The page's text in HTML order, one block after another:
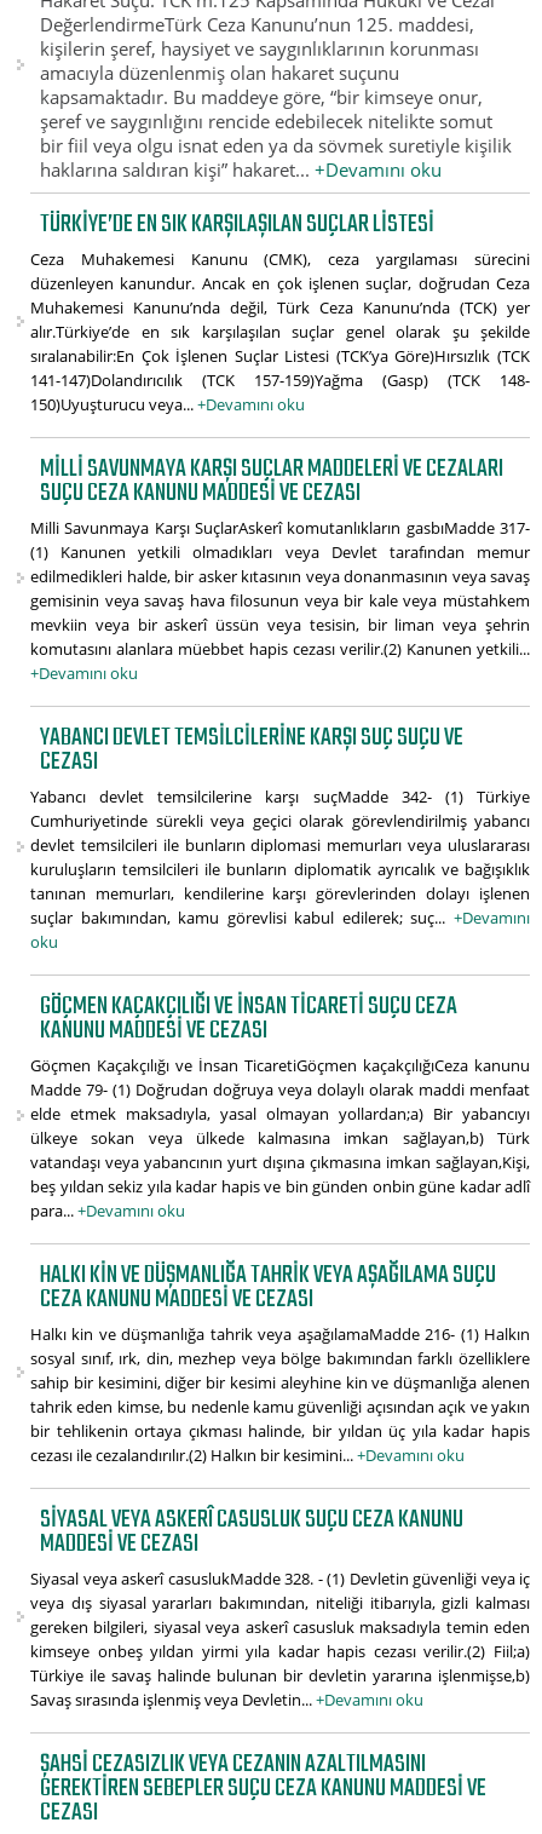
DeğerlendirmeTürk Ceza Kanunu’nun 125. maddesi,
kişilerin şeref, haysiyet ve saygınlıklarının korunması
amacıyla düzenlenmiş olan hakaret suçunu
kapsamaktadır. Bu maddeye göre, “bir kimseye onur,
şeref ve saygınlığını rencide edebilecek nitelikte somut
bir fiil veya olgu isnat eden ya da sövmek suretiyle kişilik
haklarına saldıran kişi” hakaret...+Devamını oku
TÜRKIYE’DE EN SIK KARŞILAŞILAN SUÇLAR LISTESI
Ceza Muhakemesi Kanunu (CMK), ceza yargılaması sürecini
düzenleyen kanundur. Ancak en çok işlenen suçlar, doğrudan Ceza
Muhakemesi Kanunu’nda değil, Türk Ceza Kanunu’nda (TCK) yer
alır.Türkiye’de en sık karşılaşılan suçlar genel olarak şu şekilde
sıralanabilir:En Çok İşlenen Suçlar Listesi (TCK’ya Göre)Hırsızlık (TCK
141-147)Dolandırıcılık (TCK 157-159)Yağma (Gasp) (TCK 148-
150)Uyuşturucu veya...+Devamını oku
MILLI SAVUNMAYA KARŞI SUÇLAR MADDELERI VE CEZALARI
SUÇU CEZA KANUNU MADDESI VE CEZASI
Milli Savunmaya Karşı SuçlarAskerî komutanlıkların gasbıMadde 317-
(1) Kanunen yetkili olmadıkları veya Devlet tarafından memur
edilmedikleri halde, bir asker kıtasının veya donanmasının veya savaş
gemisinin veya savaş hava filosunun veya bir kale veya müstahkem
mevkiin veya bir askerî üssün veya tesisin, bir liman veya şehrin
komutasını alanlara müebbet hapis cezası verilir.(2) Kanunen yetkili...
+Devamını oku
YABANCI DEVLET TEMSILCILERINE KARŞI SUÇ SUÇU VE
CEZASI
Yabancı devlet temsilcilerine karşı suçMadde 342- (1) Türkiye
Cumhuriyetinde sürekli veya geçici olarak görevlendirilmiş yabancı
devlet temsilcileri ile bunların diplomasi memurları veya uluslararası
kuruluşların temsilcileri ile bunların diplomatik ayrıcalık ve bağışıklık
tanınan memurları, kendilerine karşı görevlerinden dolayı işlenen
suçlar bakımından, kamu görevlisi kabul edilerek; suç... +Devamını
oku
GÖÇMEN KAÇAKÇILIĞI VE İNSAN TICARETI SUÇU CEZA
KANUNU MADDESI VE CEZASI
Göçmen Kaçakçılığı ve İnsan TicaretiGöçmen kaçakçılığıCeza kanunu
Madde 79- (1) Doğrudan doğruya veya dolaylı olarak maddi menfaat
elde etmek maksadıyla, yasal olmayan yollardan;a) Bir yabancıyı
ülkeye sokan veya ülkede kalmasına imkan sağlayan,b) Türk
vatandaşı veya yabancının yurt dışına çıkmasına imkan sağlayan,Kişi,
beş yıldan sekiz yıla kadar hapis ve bin günden onbin güne kadar adlî
para...+Devamını oku
HALKI KIN VE DÜŞMANLIĞA TAHRIK VEYA AŞAĞILAMA SUÇU
CEZA KANUNU MADDESI VE CEZASI
Halkı kin ve düşmanlığa tahrik veya aşağılamaMadde 216- (1) Halkın
sosyal sınıf, ırk, din, mezhep veya bölge bakımından farklı özelliklere
sahip bir kesimini, diğer bir kesimi aleyhine kin ve düşmanlığa alenen
tahrik eden kimse, bu nedenle kamu güvenliği açısından açık ve yakın
bir tehlikenin ortaya çıkması halinde, bir yıldan üç yıla kadar hapis
cezası ile cezalandırılır.(2) Halkın bir kesimini...+Devamını oku
SIYASAL VEYA ASKERÎ CASUSLUK SUÇU CEZA KANUNU
MADDESI VE CEZASI
Siyasal veya askerî casuslukMadde 328. - (1) Devletin güvenliği veya iç
veya dış siyasal yararları bakımından, niteliği itibarıyla, gizli kalması
gereken bilgileri, siyasal veya askerî casusluk maksadıyla temin eden
kimseye onbeş yıldan yirmi yıla kadar hapis cezası verilir.(2) Fiil;a)
Türkiye ile savaş halinde bulunan bir devletin yararına işlenmişse,b)
Savaş sırasında işlenmiş veya Devletin...+Devamını oku
ŞAHSI CEZASIZLIK VEYA CEZANIN AZALTILMASINI
GEREKTIREN SEBEPLER SUÇU CEZA KANUNU MADDESI VE
CEZASI